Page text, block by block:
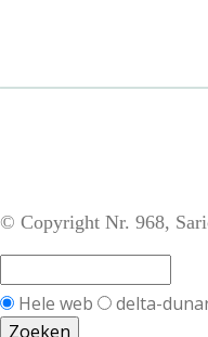
© Copyright Nr. 968,
Hele web delta-